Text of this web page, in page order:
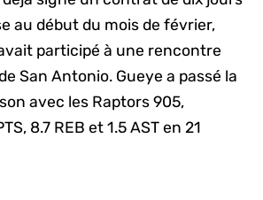
au début du mois de février,
participé à une rencontre
San Antonio. Gueye a passé la
avec les Raptors 905,
8.7 REB et 1.5 AST en 21